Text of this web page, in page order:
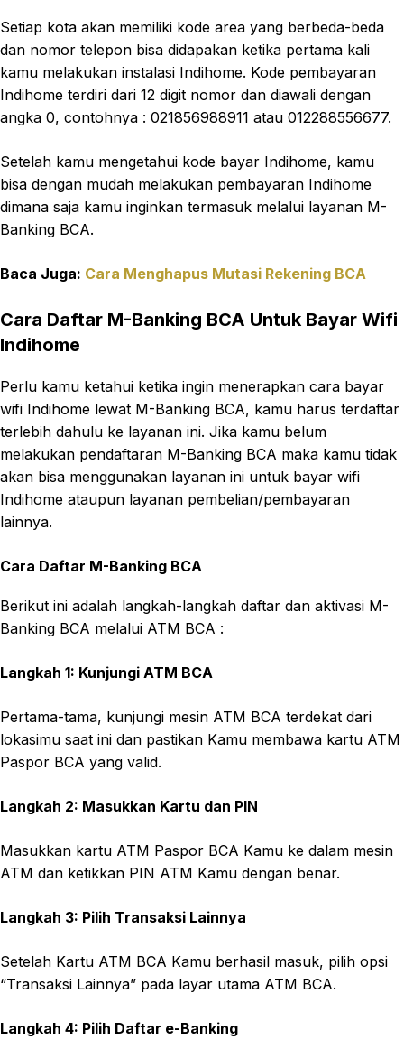
Setiap kota akan memiliki kode area yang berbeda-beda
dan nomor telepon bisa didapakan ketika pertama kali
kamu melakukan instalasi Indihome. Kode pembayaran
Indihome terdiri dari 12 digit nomor dan diawali dengan
angka 0, contohnya : 021856988911 atau 012288556677.
Setelah kamu mengetahui kode bayar Indihome, kamu
bisa dengan mudah melakukan pembayaran Indihome
dimana saja kamu inginkan termasuk melalui layanan M-
Banking BCA.
Baca Juga: Cara Menghapus Mutasi Rekening BCA
Cara Daftar M-Banking BCA Untuk Bayar Wifi
Indihome
Perlu kamu ketahui ketika ingin menerapkan cara bayar
wifi Indihome lewat M-Banking BCA, kamu harus terdaftar
terlebih dahulu ke layanan ini. Jika kamu belum
melakukan pendaftaran M-Banking BCA maka kamu tidak
akan bisa menggunakan layanan ini untuk bayar wifi
Indihome ataupun layanan pembelian/pembayaran
lainnya.
Cara Daftar M-Banking BCA
Berikut ini adalah langkah-langkah daftar dan aktivasi M-
Banking BCA melalui ATM BCA :
Langkah 1: Kunjungi ATM BCA
Pertama-tama, kunjungi mesin ATM BCA terdekat dari
lokasimu saat ini dan pastikan Kamu membawa kartu ATM
Paspor BCA yang valid.
Langkah 2: Masukkan Kartu dan PIN
Masukkan kartu ATM Paspor BCA Kamu ke dalam mesin
ATM dan ketikkan PIN ATM Kamu dengan benar.
Langkah 3: Pilih Transaksi Lainnya
Setelah Kartu ATM BCA Kamu berhasil masuk, pilih opsi
“Transaksi Lainnya” pada layar utama ATM BCA.
Langkah 4: Pilih Daftar e-Banking